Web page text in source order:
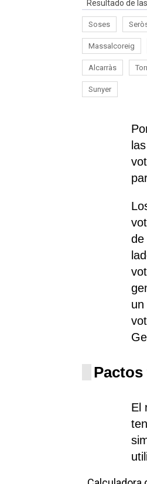
Resultado de
Soses
Massalcoreig
Alcarràs
Sunyer
de
Pactos
El